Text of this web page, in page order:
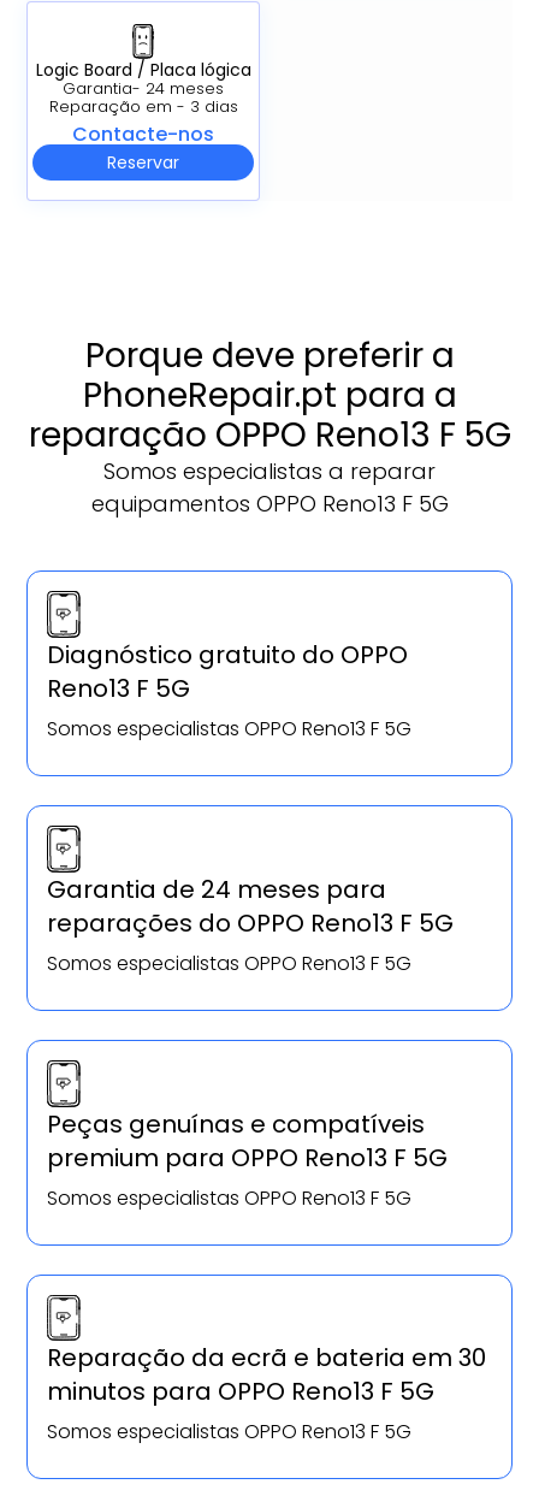
Logic Board / Placa lógica
Garantia- 24 meses
Reparação em - 3 dias
Contacte-nos
Reservar
Porque deve preferir a
PhoneRepair.pt para a
reparação OPPO Reno13 F 5G
Somos especialistas a reparar
equipamentos OPPO Reno13 F 5G
Diagnóstico gratuito do OPPO
Reno13 F 5G
Somos especialistas OPPO Reno13 F 5G
Garantia de 24 meses para
reparações do OPPO Reno13 F 5G
Somos especialistas OPPO Reno13 F 5G
Peças genuínas e compatíveis
premium para OPPO Reno13 F 5G
Somos especialistas OPPO Reno13 F 5G
Reparação da ecrã e bateria em 30
minutos para OPPO Reno13 F 5G
Somos especialistas OPPO Reno13 F 5G